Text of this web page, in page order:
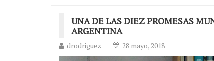
UNA DE LAS DIEZ PROMESAS
ARGENTINA
drodriguez 28 mayo, 2018